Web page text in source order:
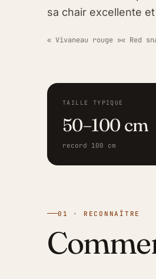
sa chair excellente
« Vivaneau rouge »« Red
TAILLE TYPIQUE
50–100 cm
record 100 cm
01 · RECONNAÎTRE